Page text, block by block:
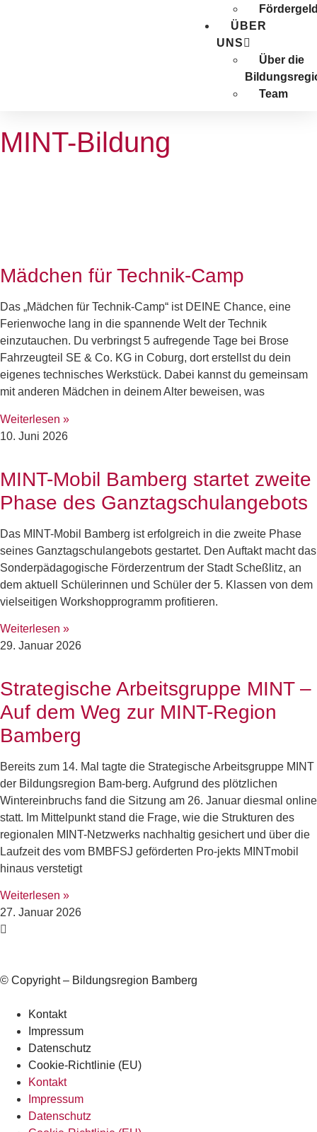
ÜBER
UNS
Über die
Team
MINT-Bildung
Mädchen für Technik-Camp
Das „Mädchen für Technik-Camp“ ist DEINE Chance, eine
Ferienwoche lang in die spannende Welt der Technik
einzutauchen. Du verbringst 5 aufregende Tage bei Brose
Fahrzeugteil SE & Co. KG in Coburg, dort erstellst du dein
eigenes technisches Werkstück. Dabei kannst du gemeinsam
mit anderen Mädchen in deinem Alter beweisen, was
Weiterlesen »
10. Juni 2026
MINT-Mobil Bamberg startet zweite
Phase des Ganztagschulangebots
Das MINT-Mobil Bamberg ist erfolgreich in die zweite Phase
seines Ganztagschulangebots gestartet. Den Auftakt macht das
Sonderpädagogische Förderzentrum der Stadt Scheßlitz, an
dem aktuell Schülerinnen und Schüler der 5. Klassen von dem
vielseitigen Workshopprogramm profitieren.
Weiterlesen »
29. Januar 2026
Strategische Arbeitsgruppe MINT –
Auf dem Weg zur MINT-Region
Bamberg
Bereits zum 14. Mal tagte die Strategische Arbeitsgruppe MINT
der Bildungsregion Bam-berg. Aufgrund des plötzlichen
Wintereinbruchs fand die Sitzung am 26. Januar diesmal online
statt. Im Mittelpunkt stand die Frage, wie die Strukturen des
regionalen MINT-Netzwerks nachhaltig gesichert und über die
Laufzeit des vom BMBFSJ geförderten Pro-jekts MINTmobil
hinaus verstetigt
Weiterlesen »
27. Januar 2026
© Copyright – Bildungsregion Bamberg
Kontakt
Impressum
Datenschutz
Cookie-Richtlinie (EU)
Kontakt
Impressum
Datenschutz